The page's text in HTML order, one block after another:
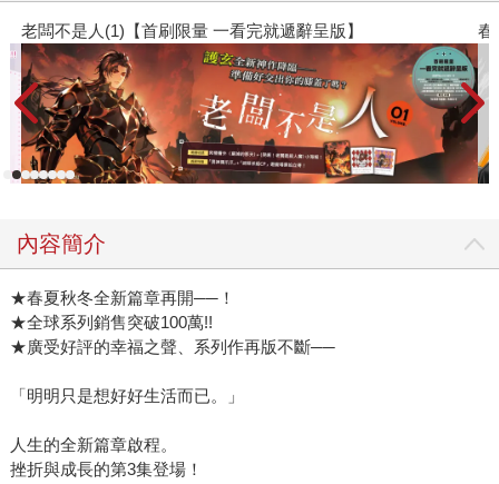
春光ｘ奇幻基地｜全書系展
內容簡介
★春夏秋冬全新篇章再開──！
★全球系列銷售突破100萬!!
★廣受好評的幸福之聲、系列作再版不斷──
「明明只是想好好生活而已。」
人生的全新篇章啟程。
挫折與成長的第3集登場！